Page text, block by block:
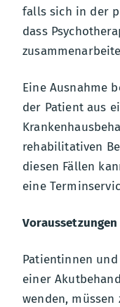
falls sich in der
dass
Eine Ausnahme
der Patient aus
rehabilitativen
diesen Fällen
eine
Patientinnen
einer
wenden, müssen